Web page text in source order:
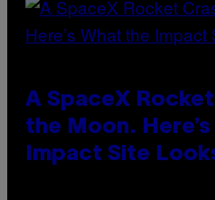
A SpaceX
the Moon.
Impact Site